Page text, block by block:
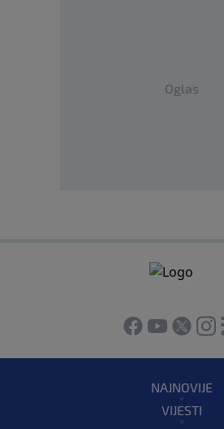
Oglas
NAJNOVIJE
VIJESTI